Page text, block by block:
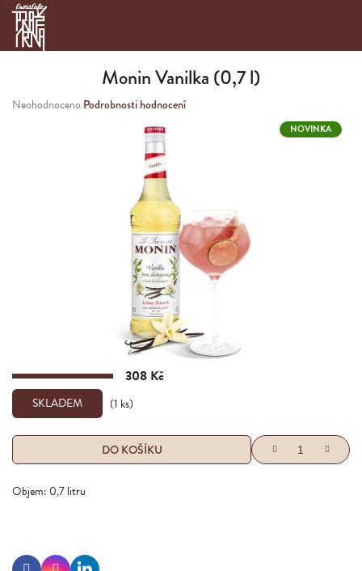
Přejít
obsah
Monin Vanilka (0,7 l)
Průměrné
Neohodnoceno Podrobnosti hodnocení
NOVINKA
308 KčMěrná
SKLADEM (1 ks)
DO KOŠÍKU
Objem: 0,7 litru
Linkedin